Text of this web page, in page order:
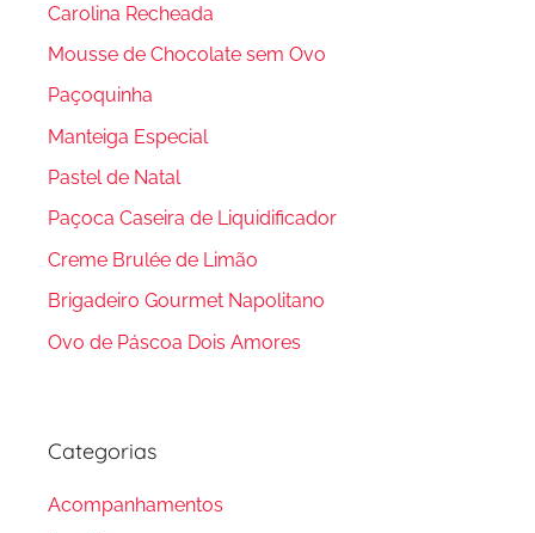
Carolina Recheada
Mousse de Chocolate sem Ovo
Paçoquinha
Manteiga Especial
Pastel de Natal
Paçoca Caseira de Liquidificador
Creme Brulée de Limão
Brigadeiro Gourmet Napolitano
Ovo de Páscoa Dois Amores
Categorias
Acompanhamentos